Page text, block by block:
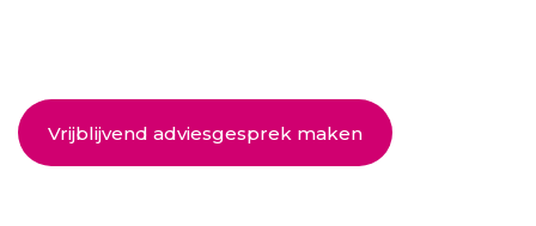
Vrijblijvend adviesgesprek maken